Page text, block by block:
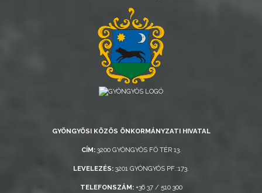
GYÖNGYÖSI KÖZÖS ÖNKORMÁNYZATI HIVATAL
CÍM:3200 GYÖNGYÖS FŐ TÉR 13.
LEVELEZÉS: 3201 GYÖNGYÖS PF.:173.
TELEFONSZÁM:+36 37 / 510 300